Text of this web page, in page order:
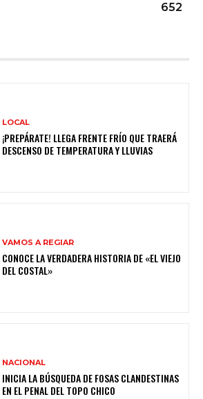
652
LOCAL
¡PREPÁRATE! LLEGA FRENTE FRÍO QUE TRAERÁ
DESCENSO DE TEMPERATURA Y LLUVIAS
VAMOS A REGIAR
CONOCE LA VERDADERA HISTORIA DE «EL VIEJO
DEL COSTAL»
NACIONAL
INICIA LA BÚSQUEDA DE FOSAS CLANDESTINAS
EN EL PENAL DEL TOPO CHICO